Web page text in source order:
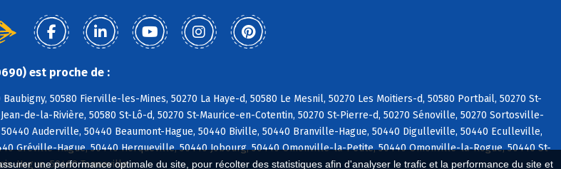
une performance optimale du site, pour récolter des statistiques afin d'analyser le trafic et la performance du site et
est proche de :
50580 Fierville-les-Mines, 50270 La Haye-d, 50580 Le Mesnil, 50270 Les Moitiers-d, 50580 Portbail, 50270 St-
de-la-Rivière, 50580 St-Lô-d, 50270 St-Maurice-en-Cotentin, 50270 St-Pierre-d, 50270 Sénoville, 50270 Sortosville-
Auderville, 50440 Beaumont-Hague, 50440 Biville, 50440 Branville-Hague, 50440 Digulleville, 50440 Eculleville,
Gréville-Hague, 50440 Herqueville, 50440 Jobourg, 50440 Omonville-la-Petite, 50440 Omonville-la-Rogue, 50440 St-
Hague, 50460 Tonneville